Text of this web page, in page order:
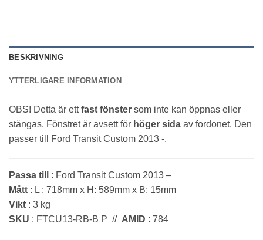
BESKRIVNING
YTTERLIGARE INFORMATION
OBS! Detta är ettfast fönster som inte kan öppnas eller
stängas. Fönstret är avsett för höger sida av fordonet. Den
passer till Ford Transit Custom 2013 -.
Passa till
: Ford Transit Custom 2013 –
Mått : L : 718mm x H: 589mm x B: 15mm
Vikt : 3 kg
SKU : FTCU13-RB-B P // AMID : 784